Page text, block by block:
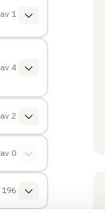
av 1
av 4
av 2
av 0
196